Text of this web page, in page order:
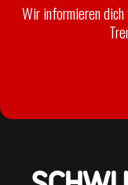
Wir informieren